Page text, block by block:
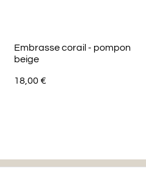
Embrasse corail - pompon
beige
18,00 €